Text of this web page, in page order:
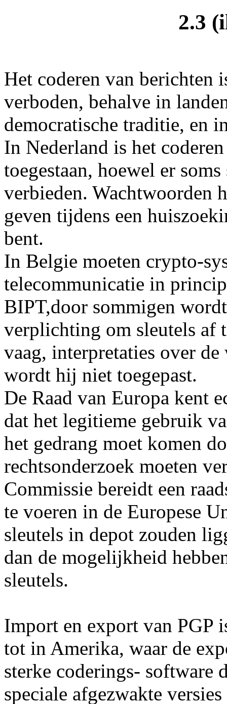
2.3
Het coderen van berichten
verboden, behalve in
democratische traditie, en
In Nederland is het
toegestaan, hoewel er
verbieden. Wachtwoorden
geven tijdens een
bent.
In Belgie moeten crypto-
telecommunicatie in
BIPT,door sommigen
verplichting om sleutels af
vaag, interpretaties over
wordt hij niet toegepast.
De Raad van Europa kent
dat het legitieme gebruik
het gedrang moet komen
rechtsonderzoek moeten
Commissie bereidt een
te voeren in de Europese
sleutels in depot zouden
dan de mogelijkheid
sleutels.
Import en export van PGP
tot in Amerika, waar de
sterke coderings- software
speciale afgezwakte